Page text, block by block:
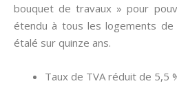
bouquet de travaux » pour
étendu à tous les logements
étalé sur quinze ans.
Taux de TVA réduit de 5,5